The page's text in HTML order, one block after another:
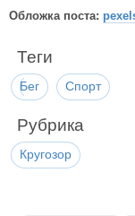
Обложка поста:
Теги
Бег Спорт
Рубрика
Кругозор